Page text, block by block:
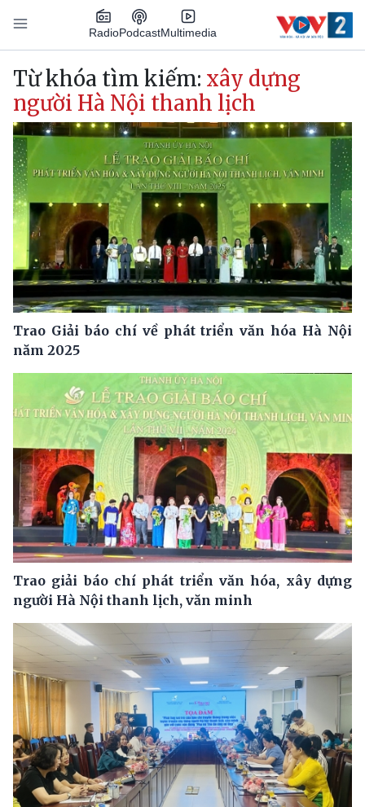
Nhảy đến nội dung
RadioPodcastMultimedia
Main navigation
Từ khóa tìm kiếm: xây dựng
người Hà Nội thanh lịch
Trao Giải báo chí về phát triển văn hóa Hà Nội
năm 2025
Trao giải báo chí phát triển văn hóa, xây dựng
người Hà Nội thanh lịch, văn minh